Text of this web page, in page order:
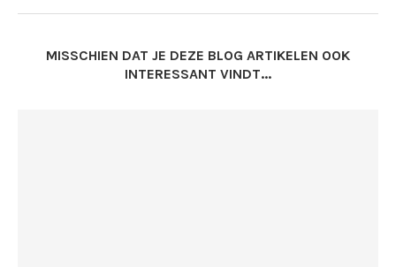
MISSCHIEN DAT JE DEZE BLOG ARTIKELEN OOK
INTERESSANT VINDT...